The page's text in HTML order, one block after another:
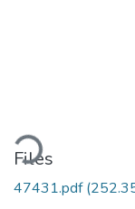
Files
47431.pdf